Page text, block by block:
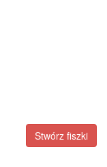
Stwórz fiszki